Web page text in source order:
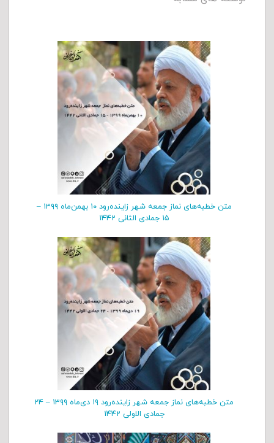
متن خطبه‌های نماز جمعه شهر زاینده‌رود ۱۰ بهمن‌‌ماه ۱۳۹۹ –
۱۵ جمادی الثانی ۱۴۴۲
متن خطبه‌های نماز جمعه شهر زاینده‌رود ۱۹ دی‌‌ماه ۱۳۹۹ – ۲۴
جمادی الاولی ۱۴۴۲